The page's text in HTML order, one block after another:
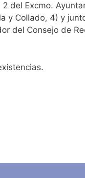
del Excmo.
y Collado, 4) y
del Consejo de